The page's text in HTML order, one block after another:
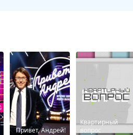
Привет, Андрей!
Квартирный
вопрос